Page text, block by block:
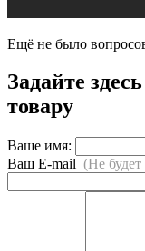
Ещё не было
Задайте
товару
Ваше имя:
Ваш E-mail (Не